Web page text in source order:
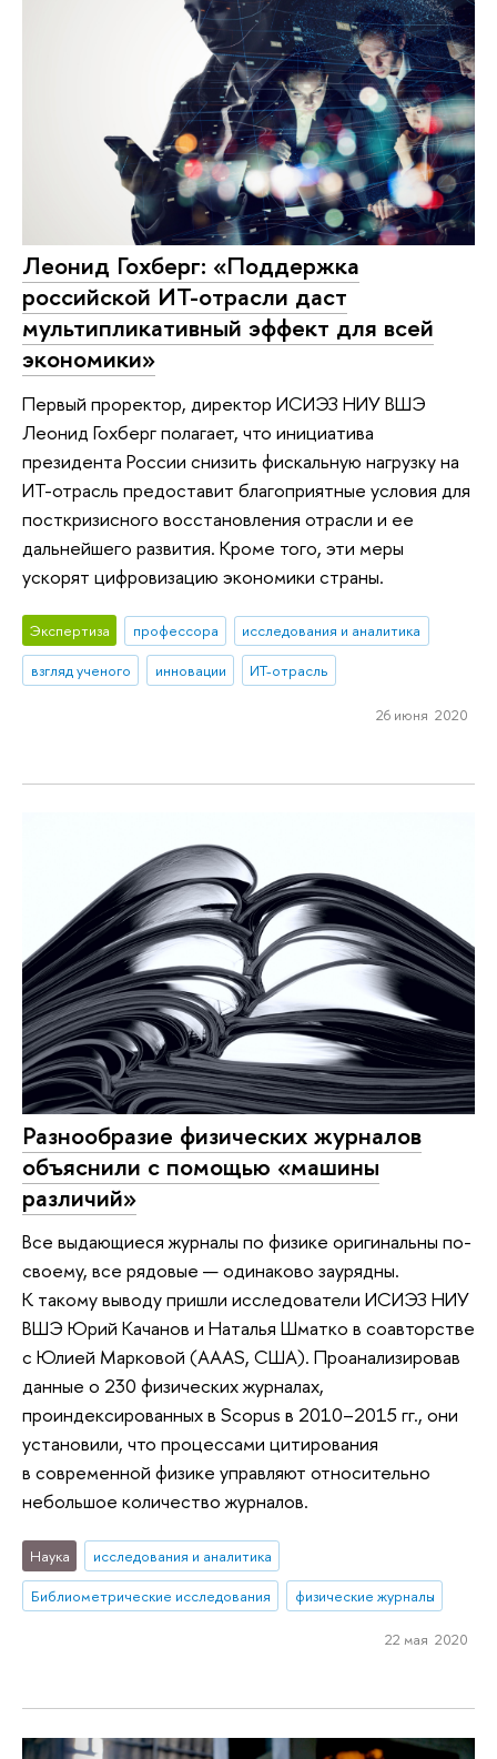
Леонид Гохберг: «Поддержка
российской ИТ-отрасли даст
мультипликативный эффект для всей
экономики»
Первый проректор, директор ИСИЭЗ НИУ ВШЭ
Леонид Гохберг полагает, что инициатива
президента России снизить фискальную нагрузку на
ИТ-отрасль предоставит благоприятные условия для
посткризисного восстановления отрасли и ее
дальнейшего развития. Кроме того, эти меры
ускорят цифровизацию экономики страны.
Экспертиза профессора
исследования и аналитика
взгляд ученого
инновации ИТ-отрасль
26 июня 2020
Разнообразие физических журналов
объяснили с помощью «машины
различий»
Все выдающиеся журналы по физике оригинальны по-
своему, все рядовые — одинаково заурядны.
К такому выводу пришли исследователи ИСИЭЗ НИУ
ВШЭ Юрий Качанов и Наталья Шматко в соавторстве
с Юлией Марковой (AAAS, США). Проанализировав
данные о 230 физических журналах,
проиндексированных в Scopus в 2010–2015 гг., они
установили, что процессами цитирования
в современной физике управляют относительно
небольшое количество журналов.
Наука
исследования и аналитика
Библиометрические исследования
физические журналы
22 мая 2020